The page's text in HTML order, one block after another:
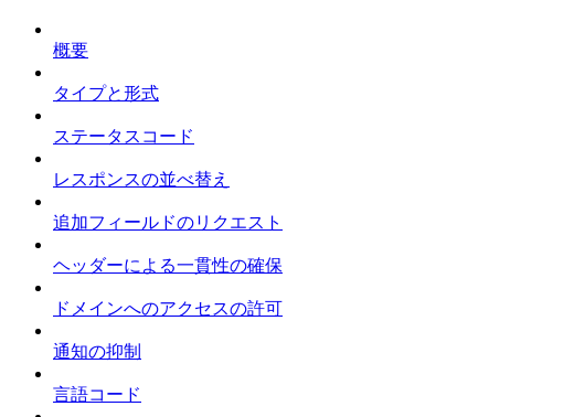
概要
タイプと形式
ステータスコード
レスポンスの並べ替え
追加フィールドのリクエスト
ヘッダーによる一貫性の確保
ドメインへのアクセスの許可
通知の抑制
言語コード